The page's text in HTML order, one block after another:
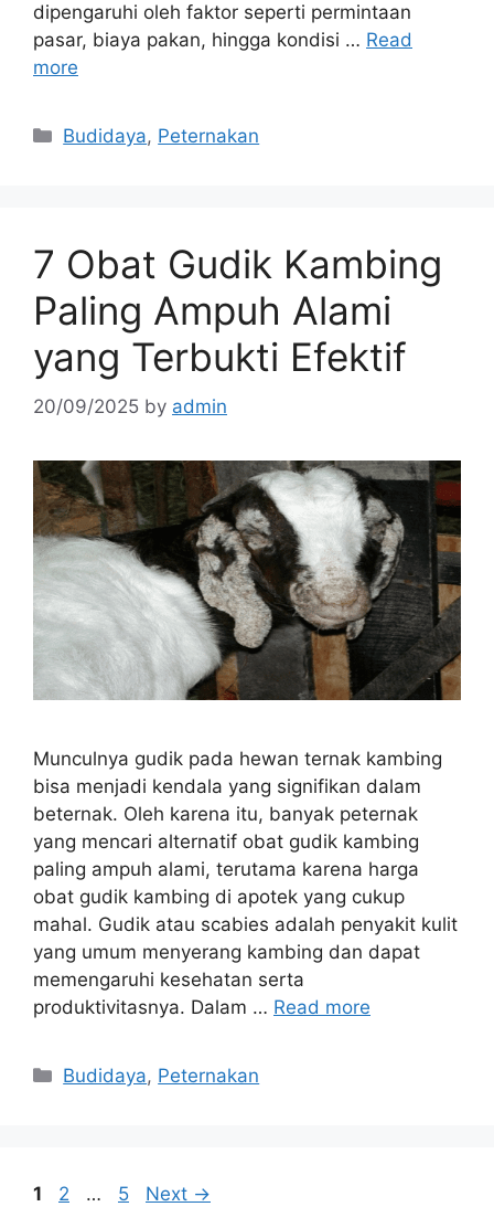
dipengaruhi oleh faktor seperti permintaan
pasar, biaya pakan, hingga kondisi … Read
more
Categories
Budidaya, Peternakan
7 Obat Gudik Kambing
Paling Ampuh Alami
yang Terbukti Efektif
20/09/2025 by admin
Munculnya gudik pada hewan ternak kambing
bisa menjadi kendala yang signifikan dalam
beternak. Oleh karena itu, banyak peternak
yang mencari alternatif obat gudik kambing
paling ampuh alami, terutama karena harga
obat gudik kambing di apotek yang cukup
mahal. Gudik atau scabies adalah penyakit kulit
yang umum menyerang kambing dan dapat
memengaruhi kesehatan serta
produktivitasnya. Dalam … Read more
Categories
Budidaya, Peternakan
Page
1 Page
2 … Page
5 Next →